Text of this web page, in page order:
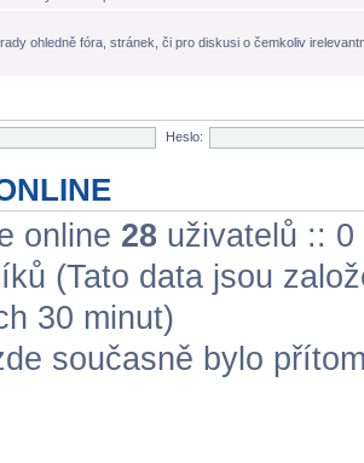
ohledně fóra, stránek, či pro diskusi o čemkoliv
Heslo:
online 28 uživatelů ::
(Tato data jsou
30 minut)
současně bylo